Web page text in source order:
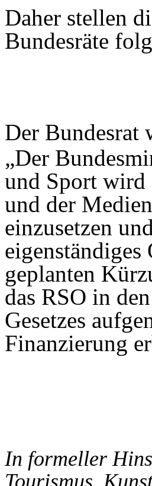
Daher stellen
Bundesräte
Der Bundesrat
„Der
und Sport wird
und der
einzusetzen
geplanten
das RSO in
Gesetzes
Finanzierung
In formeller